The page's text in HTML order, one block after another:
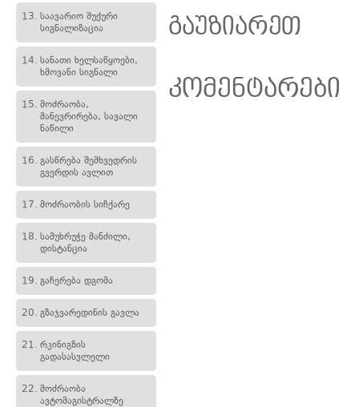
13. საავარიო შუქური
სიგნალიზაცია
14. სანათი ხელსაწყოები,
ხმოვანი სიგნალი
15. მოძრაობა,
მანევრირება, სავალი
ნაწილი
16. გასწრება შემხვედრის
გვერდის ავლით
17. მოძრაობის სიჩქარე
18. სამუხრუჭე მანძილი,
დისტანცია
19. გაჩერება დგომა
20. გზაჯვარედინის გავლა
21. რკინიგზის
გადასასვლელი
22. მოძრაობა
ავტომაგისტრალზე
გაუზიარეთ
კომენტარები